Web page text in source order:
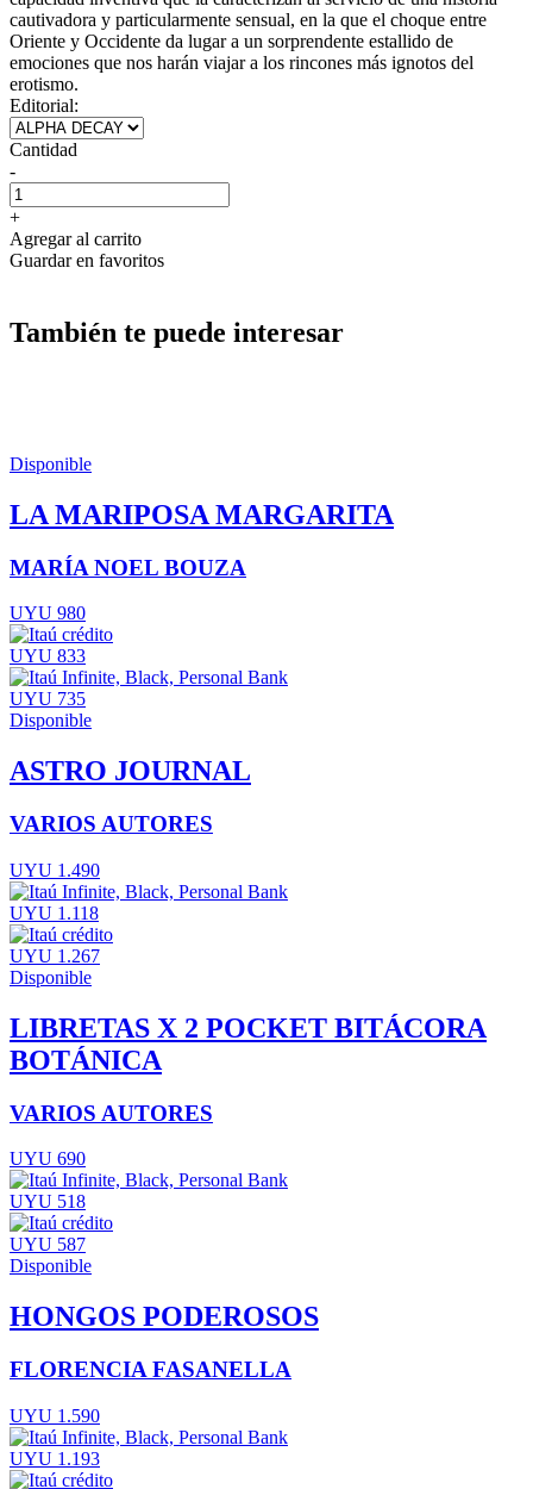
cautivadora y particularmente sensual, en la que el choque entre
Oriente y Occidente da lugar a un sorprendente estallido de
emociones que nos harán viajar a los rincones más ignotos del
erotismo.
Editorial:
Cantidad
-
+
Agregar al carrito
Guardar en favoritos
También te puede interesar
Disponible
LA MARIPOSA MARGARITA
MARÍA NOEL BOUZA
UYU 980
UYU 833
UYU 735
Disponible
ASTRO JOURNAL
VARIOS AUTORES
UYU 1.490
UYU 1.118
UYU 1.267
Disponible
LIBRETAS X 2 POCKET BITÁCORA
BOTÁNICA
VARIOS AUTORES
UYU 690
UYU 518
UYU 587
Disponible
HONGOS PODEROSOS
FLORENCIA FASANELLA
UYU 1.590
UYU 1.193